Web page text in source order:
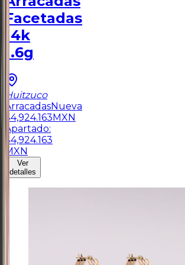
Facetadas
14k
1.6g
Huitzuco
ArracadasNueva
$4,924.163 MXN
Apartado:
$4,924.163
MXN
Ver
detalles